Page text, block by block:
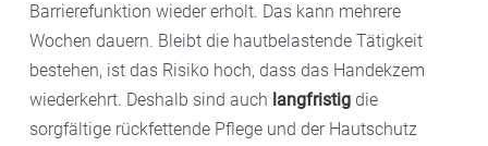
Barrierefunktion wieder erholt. Das kann mehrere
Wochen dauern. Bleibt die hautbelastende Tätigkeit
bestehen, ist das Risiko hoch, dass das Handekzem
wiederkehrt. Deshalb sind auch langfristig die
sorgfältige rückfettende Pflege und der Hautschutz